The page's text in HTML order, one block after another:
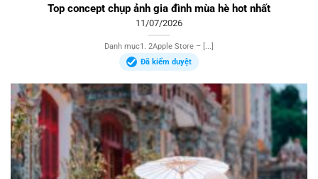
Top concept chụp ảnh gia đình mùa hè hot nhất
11/07/2026
Danh mục1. 2Apple Store – [...]
Đã kiểm duyệt